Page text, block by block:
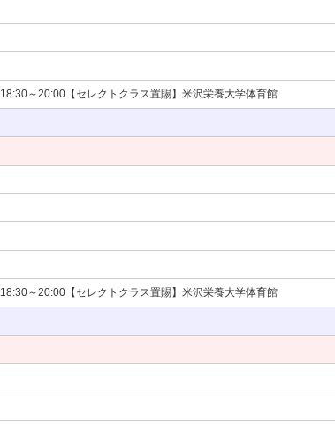
18:30～20:00【セレクトクラス置賜】米沢栄養大学体育館
18:30～20:00【セレクトクラス置賜】米沢栄養大学体育館